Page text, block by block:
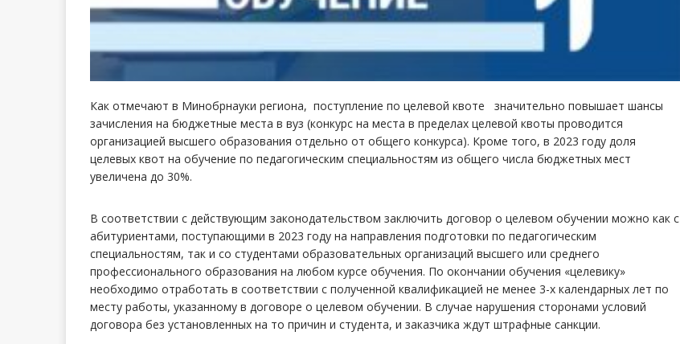
Как отмечают в Минобрнауки региона, поступление по целевой квоте значительно повышает шансы
зачисления на бюджетные места в вуз (конкурс на места в пределах целевой квоты проводится
организацией высшего образования отдельно от общего конкурса). Кроме того, в 2023 году доля
целевых квот на обучение по педагогическим специальностям из общего числа бюджетных мест
увеличена до 30%.
В соответствии с действующим законодательством заключить договор о целевом обучении можно как с
абитуриентами, поступающими в 2023 году на направления подготовки по педагогическим
специальностям, так и со студентами образовательных организаций высшего или среднего
профессионального образования на любом курсе обучения. По окончании обучения «целевику»
необходимо отработать в соответствии с полученной квалификацией не менее 3-х календарных лет по
месту работы, указанному в договоре о целевом обучении. В случае нарушения сторонами условий
договора без установленных на то причин и студента, и заказчика ждут штрафные санкции.